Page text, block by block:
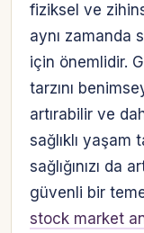
fiziksel ve
aynı zamanda
için önemlidir.
tarzını
artırabilir ve
sağlıklı yaşam
sağlığınızı da
güvenli bir
stock market